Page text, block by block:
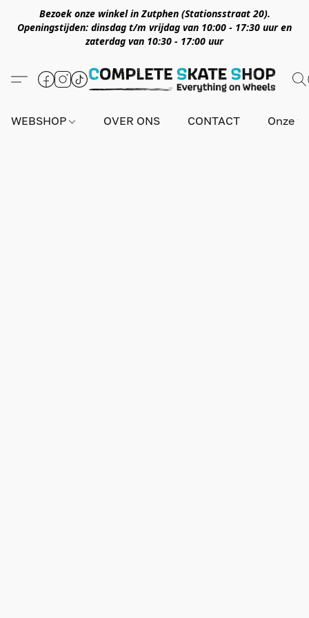
Bezoek onze winkel in Zutphen (Stationsstraat 20).
Openingstijden: dinsdag t/m vrijdag van 10:00 - 17:30 uur en
zaterdag van 10:30 - 17:00 uur
WEBSHOP OVER ONS CONTACT Onze